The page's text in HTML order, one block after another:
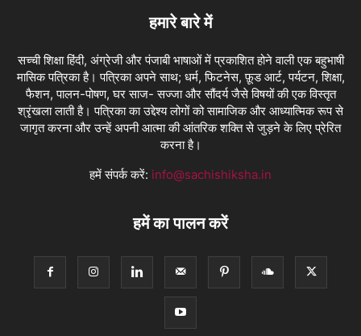
हमारे बारे में
सच्ची शिक्षा हिंदी, अंग्रेजी और पंजाबी भाषाओं में प्रकाशित होने वाली एक बहुभाषी
मासिक पत्रिका है। पत्रिका अपने साथ; धर्म, फिटनेस, फ़ूड आर्ट, पर्यटन, शिक्षा,
फैशन, पालन-पोषण, घर साज- सज्जा और सौंदर्य जैसे विषयों की एक विस्तृत
श्रृंखला लाती है। पत्रिका का उद्देश्य लोगों को सामाजिक और आध्यात्मिक रूप से
जागृत करना और उन्हें अपनी आत्मा की आंतरिक शक्ति से जुड़ने के लिए प्रेरित
करना है।
हमें संपर्क करें: info@sachishiksha.in
हमें का पालन करें